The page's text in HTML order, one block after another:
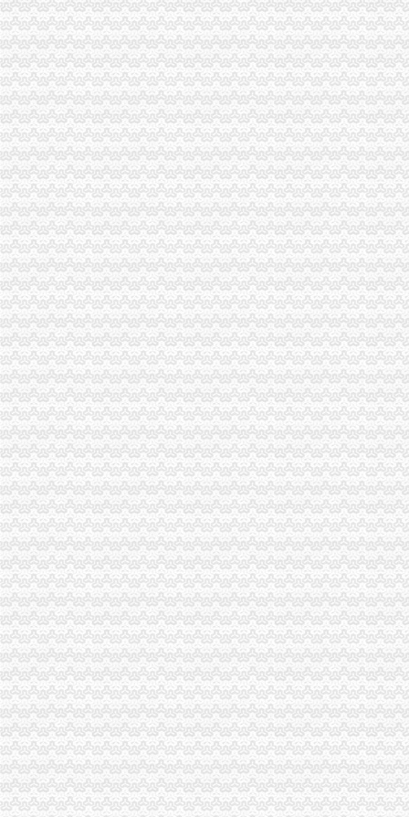
2017-2020年招标代理机构库组建项目竞争谈判公告-贵中学院
【图】沙坪坝大学城代办营业执照价优惠来临O_重庆工
大学城工商注册_大学城代理工商注册_大学城代办营业执照-qd8.com.cn
大学城曾家代办工商执照、公司注销,实惠的很【今日推荐网-重庆工
广州大学城营业服务类公司企业如何办理营业执照-广州58同城
大学城公司注册_大学城注册公司_大学城代办注册公司_大学城代理公
沙坪坝公司注册大学城片区**营业执照公司重庆公司注册今题网
重庆内资公司注册：沙坪坝大学城微电园创公司注册代办营业执照-
无锡纳税申报：大学城代理记账公司注册代办公司营业执照-无锡爱问
【番禺注册公司,大学城公司注册工商快速代办营业执照】-番禺番禺
【大学城公司代办】-沙坪坝西永易登网
番禺大学城注册公司,办营业执照,卫生许可证,进出口-广州58同城
深圳大学城办个体营业执照长岭陂办企业法人地址变更-深圳58同城
王琛琛在大学城注册公司代办营业执照代理记账较专业哦-合肥58同城
大学城熙街工商代办|公司注册|代账报税【今日推荐网-重庆工商/税务/财
【合肥大学城注册公司|工商注册|注册公司代办】-大学校园合肥工业大
【58同城】重庆沙坪坝大学城工商注册_公司注册代理_代办注册公司价
武进大学城快速办理执照免费财税咨询**安诚安心诚信-常州58同城
【张平会计在经开区大学城附近专业代办营业执照代理记账】-合肥开
有没人知道营业执照在哪办【榆次大学城吧】_百度贴吧
【58同城】长春净月大学城一般纳税人申请_一般纳税人申请代办_一般
上海税务咨询：松江大学城代办公司营业执照税务申报报税兼职会计周
应该怎么办理营业执照-110网免费法律咨询
银行居然也能办营业执照！申请不到24小时就能拿到洪山大学之城文章
【经开大学城做账报税联系石婷婷会计为你办理营业执照】-大学校园
【58同城】贵花溪花溪大学城工商注册_公司注册代理_代办注册公司
【58同城】代办营业执照代办营业执照
沙坪坝公司注册登记流程大学城代理注册公司重庆公司注册今题网
松江大学城办理营业执照注册公司外贸进出口权代理周红-上海58同城
**公司,开公司办营业执照流程,开工厂费用-广州58同城
【求代办个体户营业执照等一条龙服务_联系方式_联系人电话_地址_
【深圳代办执照深圳个体户南山大学城公司注册服务先办理后付款】
松江大学城找兼职财务代办各类型公司执照工商变更注销-上海58同城
松江注册公司代办营业执照及一般纳税人审批-久久信息网
武进大学城周边财务代理公司注册提供地址快速出执照-常州58同城
大学生创业可先拿营业执照再办其他手续_新浪福建城事_新浪福建
【58同城】乌海滨河东区大学城工商年检_工商营业执照年检
淮北市大学城移动通讯代理店_【信用信息_诉讼信息_财务信息_注册信
大学校园成无证经营“区”食品安全存在忧-营业执照,仓山区
【58同城】廊坊代办工商执照
请问在松江大学城那里开个格子铺要办理营业执照吗？销售产品呢？
【纳税人营业执照信息】赶集网